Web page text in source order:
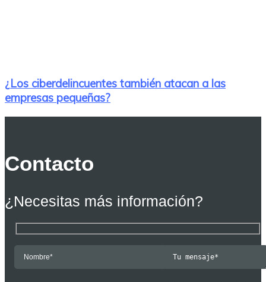
¿Los ciberdelincuentes también atacan a las
empresas pequeñas?
Contacto
¿Necesitas más información?